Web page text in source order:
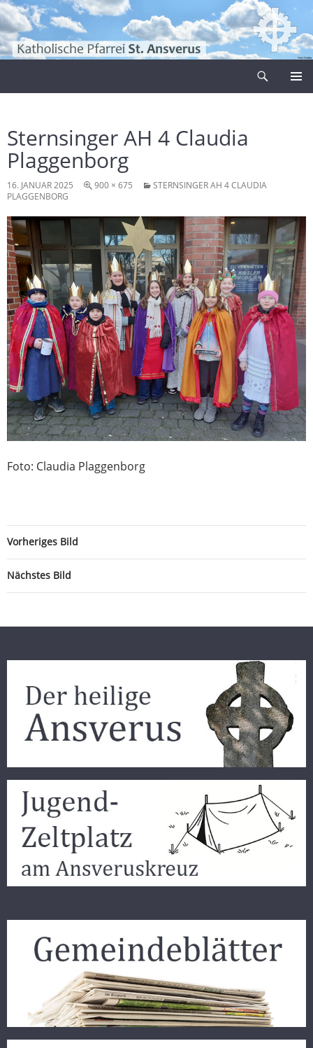
Zum
Inhalt
springen
Sternsinger AH 4 Claudia
Plaggenborg
16. JANUAR 2025 900 × 675
STERNSINGER AH 4 CLAUDIA
PLAGGENBORG
Foto: Claudia Plaggenborg
Vorheriges Bild
Nächstes Bild